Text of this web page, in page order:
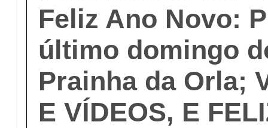
Feliz Ano Novo:
último domingo
Prainha da Orla;
E VÍDEOS, E